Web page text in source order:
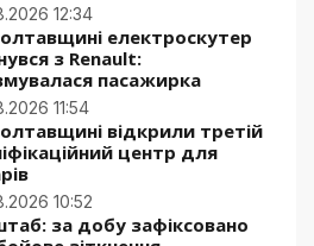
12:34
електроскутер
з Renault:
пасажирка
11:54
відкрили третій
центр для
10:52
за добу зафіксовано